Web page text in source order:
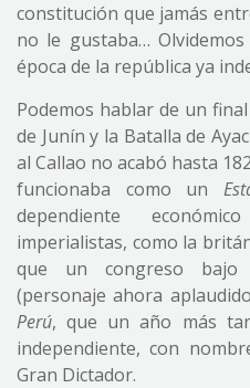
constitución que jamás
no le gustaba…
época de la república ya
Podemos hablar de un
de Junín y la Batalla de
al Callao no acabó hasta
funcionaba como un
dependiente
imperialistas, como la
que un congreso
(personaje ahora
Perú, que un año más
independiente, con
Gran Dictador.